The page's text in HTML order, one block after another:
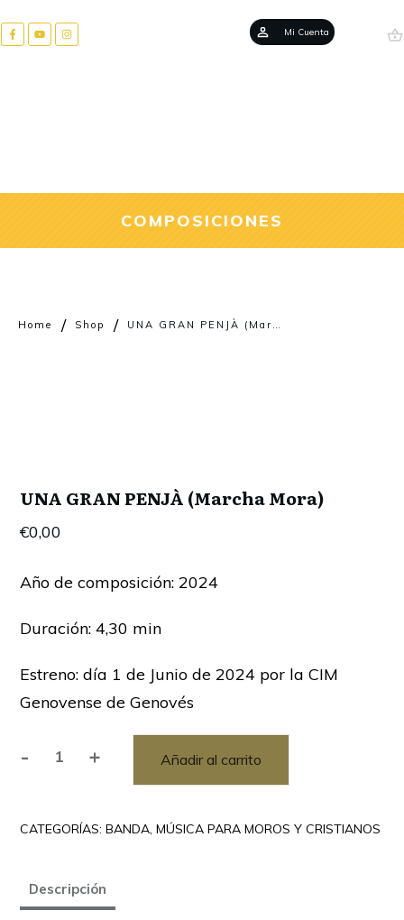
Mi Cuenta
COMPOSICIONES
Home / Shop /
UNA GRAN PENJÀ (Marcha Mora)
€0,00
Año de composición: 2024
Duración: 4,30 min
Estreno: día 1 de Junio de 2024 por la CIM
Genovense de Genovés
-
(Marcha
cantidad
+ Añadir al carrito
CATEGORÍAS: BANDA, MÚSICA PARA MOROS Y CRISTIANOS
Descripción